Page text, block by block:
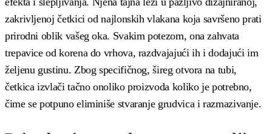
zakrivljenoj četkici od najlonskih vlakana koja savršeno prati
prirodni oblik vašeg oka. Svakim potezom, ona zahvata
trepavice od korena do vrhova, razdvajajući ih i dodajući im
željenu gustinu. Zbog specifičnog, šireg otvora na tubi,
četkica izvlači tačno onoliko proizvoda koliko je potrebno,
čime se potpuno eliminiše stvaranje grudvica i razmazivanje.